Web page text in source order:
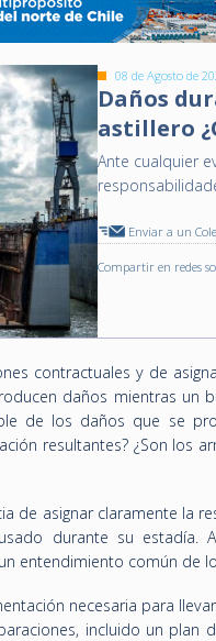
08 de Agosto de
Daños
astillero
Ante cualquier
Enviar a un
Compartir en redes
contractuales y de
daños mientras un
de los daños que se
resultantes? ¿Son los
de asignar claramente la
durante su estadía.
entendimiento común de
necesaria para
incluido un plan